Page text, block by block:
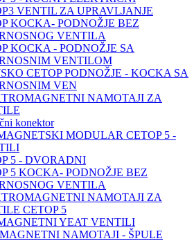
VENTIL ZA UPRAVLJANJE
KOCKA- PODNOŽJE BEZ
VENTILA
KOCKA - PODNOŽJE SA
VENTILOM
CETOP PODNOŽJE - KOCKA SA
VEN
NAMOTAJI ZA
konektor
MODULAR CETOP 5 -
5 - DVORADNI
5 KOCKA- PODNOŽJE BEZ
VENTILA
NAMOTAJI ZA
CETOP 5
YEAT VENTILI
NAMOTAJI - ŠPULE